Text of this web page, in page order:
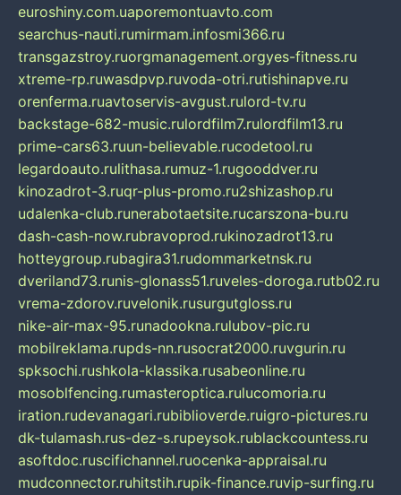
euroshiny.com.uaporemontuavto.com
searchus-nauti.rumirmam.infosmi366.ru
transgazstroy.ruorgmanagement.orgyes-fitness.ru
xtreme-rp.ruwasdpvp.ruvoda-otri.rutishinapve.ru
orenferma.ruavtoservis-avgust.rulord-tv.ru
backstage-682-music.rulordfilm7.rulordfilm13.ru
prime-cars63.ruun-believable.rucodetool.ru
legardoauto.rulithasa.rumuz-1.rugooddver.ru
kinozadrot-3.ruqr-plus-promo.ru2shizashop.ru
udalenka-club.runerabotaetsite.rucarszona-bu.ru
dash-cash-now.rubravoprod.rukinozadrot13.ru
hotteygroup.rubagira31.rudommarketnsk.ru
dveriland73.runis-glonass51.ruveles-doroga.rutb02.ru
vrema-zdorov.ruvelonik.rusurgutgloss.ru
nike-air-max-95.runadookna.rulubov-pic.ru
mobilreklama.rupds-nn.rusocrat2000.ruvgurin.ru
spksochi.rushkola-klassika.rusabeonline.ru
mosoblfencing.rumasteroptica.rulucomoria.ru
iration.rudevanagari.rubiblioverde.ruigro-pictures.ru
dk-tulamash.rus-dez-s.rupeysok.rublackcountess.ru
asoftdoc.ruscifichannel.ruocenka-appraisal.ru
mudconnector.ruhitstih.rupik-finance.ruvip-surfing.ru